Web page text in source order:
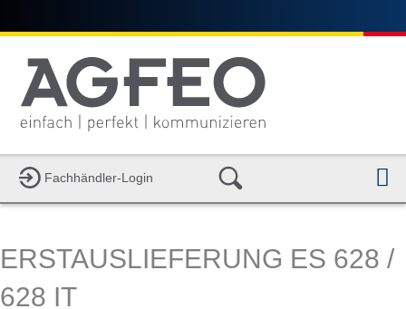
Fachhändler-Login
ERSTAUSLIEFERUNG ES 628 /
628 IT